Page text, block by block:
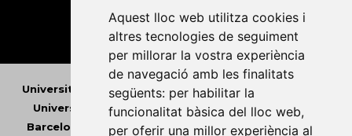
Aquest lloc web utilitza cookies i
altres tecnologies de seguiment
per millorar la vostra experiència
de navegació amb les finalitats
següents: per habilitar la
funcionalitat bàsica del lloc web,
per oferir una millor experiència al
Universitat Abat Oliba CEU•Universitat d'Alacant
Universitat d'Andorra•Universitat Autònoma de
Barcelona
Universitat de Barcelona•Universitat